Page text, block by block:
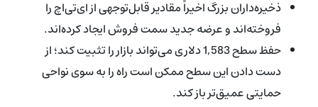
ذخیره‌داران بزرگ اخیراً مقادیر قابل‌توجهی از ای‌تی‌اچ را
فروخته‌اند و عرضه جدید سمت فروش ایجاد کرده‌اند.
حفظ سطح 1,583 دلاری می‌تواند بازار را تثبیت کند؛ از
دست دادن این سطح ممکن است راه را به سوی نواحی
حمایتی عمیق‌تر باز کند.